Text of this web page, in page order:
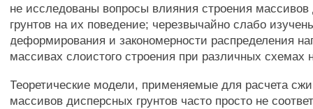
не исследованы вопросы влияния строения
грунтов на их поведение; черезвычайно слабо
деформирования и закономерности распределения
массивах слоистого строения при различных схемах
Теоретические модели, применяемые для расчета
массивов дисперсных грунтов часто просто не